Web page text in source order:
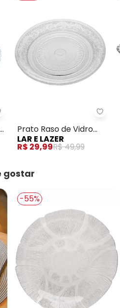
e Lazer - Travessa OvalLar
Prato Raso de Vidro
Angel Em Vidro
LAR E LAZER
R$ 29,99R$ 49,99
gostar
-55%